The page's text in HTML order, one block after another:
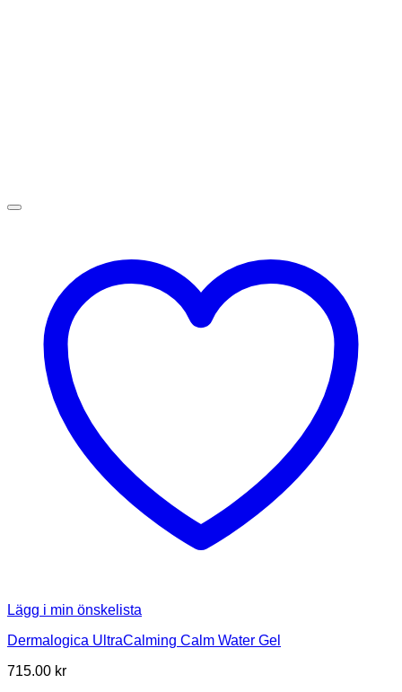
Lägg i min önskelista
Dermalogica UltraCalming Calm Water Gel
715.00 kr